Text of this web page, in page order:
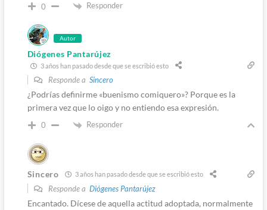
0 Responder
Autor
Diógenes Pantarújez
3 años han pasado desde que se escribió esto
Responde a Sincero
¿Podrías definirme «buenismo comiquero»? Porque es la
primera vez que lo oigo y no entiendo esa expresión.
0 Responder
Sincero 3 años han pasado desde que se escribió esto
Responde a Diógenes Pantarújez
Encantado. Dícese de aquella actitud adoptada, normalmente